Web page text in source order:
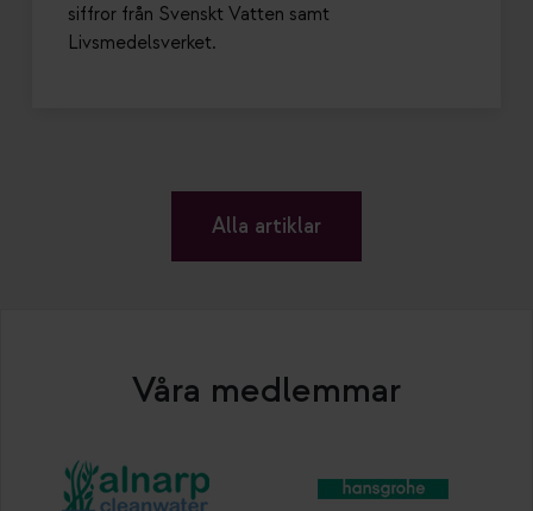
siffror från Svenskt Vatten samt
Livsmedelsverket.
Alla artiklar
Våra medlemmar